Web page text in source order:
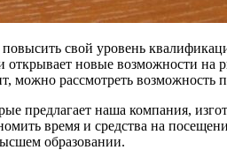
свой уровень
открывает новые возможности на
можно рассмотреть возможность
предлагает наша компания,
время и средства на
образовании.